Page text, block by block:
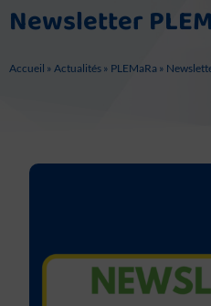
Newsletter
Accueil » Actualités » PLEMaRa »